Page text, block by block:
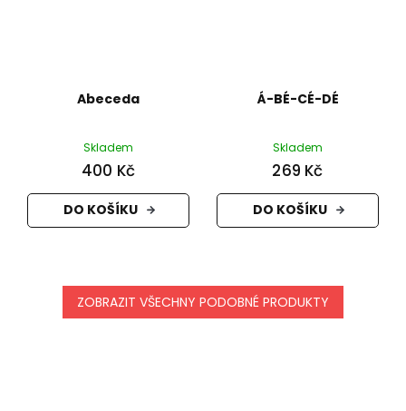
Abeceda
Skladem
400 Kč
DO KOŠÍKU
Á-BÉ-CÉ-DÉ
Skladem
269 Kč
DO KOŠÍKU
ZOBRAZIT VŠECHNY PODOBNÉ PRODUKTY